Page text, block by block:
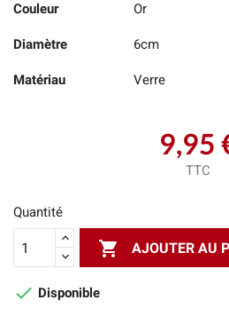
Couleur Or
Diamètre 6cm
Matériau Verre
9,95
TTC
Quantité
 AJOUTER AU
 Disponible